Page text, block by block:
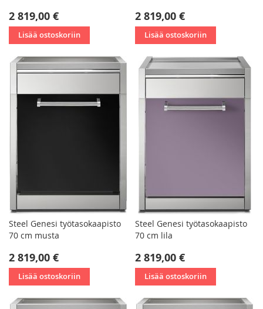
2 819,00 €
Lisää ostoskoriin
2 819,00 €
Lisää ostoskoriin
Steel Genesi työtasokaapisto
70 cm musta
2 819,00 €
Lisää ostoskoriin
Steel Genesi työtasokaapisto
70 cm lila
2 819,00 €
Lisää ostoskoriin